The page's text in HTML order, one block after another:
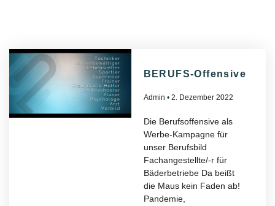
BERUFS-Offensive
Admin 2. Dezember 2022
Die Berufsoffensive als
Werbe-Kampagne für
unser Berufsbild
Fachangestellte/-r für
Bäderbetriebe Da beißt
die Maus kein Faden ab!
Pandemie,